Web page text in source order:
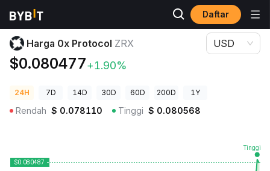
Daftar
Harga Kripto
Harga 0x Protocol ZRX
$0.080477+1.90%
USD
24H 7D 14D 30D 60D 200D 1Y
Rendah $ 0.078110 Tinggi $ 0.080568